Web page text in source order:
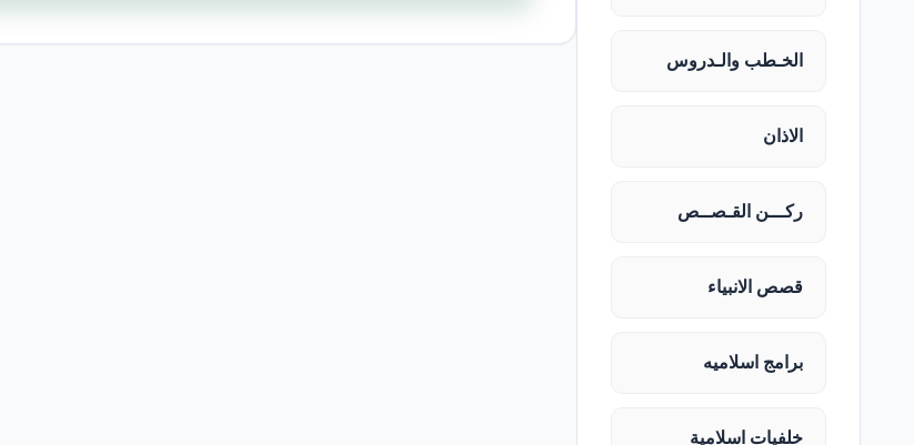
الخـطب والـدروس
الاذان
ركـــن القـصــص
قصص الانبياء
برامج اسلاميه
خلفيات اسلامية